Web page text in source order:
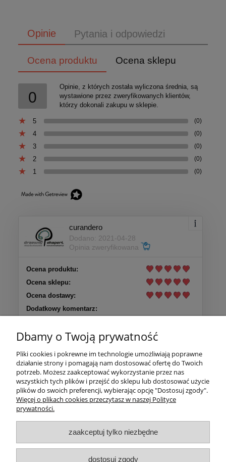
Opinie Pytania i odpowiedzi
Ocena produktu Ocena sklepu
0
Opinie, z których została wyliczona średnia, są
wystawione przez zweryfikowanych klientów,
którzy dokonali zakupu w sklepie.
5 (0)
4 (0)
3 (0)
2 (0)
1 (0)
curandero
Dodano: 2021-04-28
Opinia zweryfikowana
Ocena produktu:
Ocena sklepu:
Ocena dostawy:
Dodatkowy komentarz:
Pomoc
Moje konto
info@drzewnyekspert.pl
Dbamy o Twoją prywatność
Pliki cookies i pokrewne im technologie umożliwiają poprawne
działanie strony i pomagają nam dostosować ofertę do Twoich
potrzeb. Możesz zaakceptować wykorzystanie przez nas
wszystkich tych plików i przejść do sklepu lub dostosować użycie
plików do swoich preferencji, wybierając opcję "Dostosuj zgody".
Więcej o plikach cookies przeczytasz w naszej Polityce
prywatności.
zaakceptuj tylko niezbędne
dostosuj zgody